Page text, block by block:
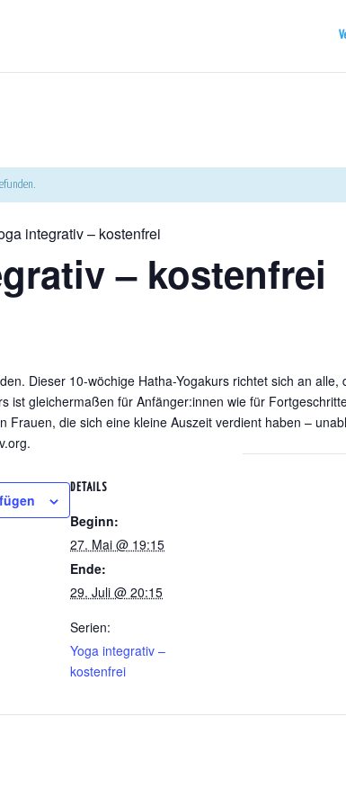
integrativ – kostenfrei
– kostenfrei
Dieser 10-wöchige Hatha-Yogakurs richtet sich an
ist gleichermaßen für Anfänger:innen wie für
Frauen, die sich eine kleine Auszeit verdient haben –
.
DETAILS
Beginn:
27. Mai @ 19:15
Ende:
29. Juli @ 20:15
Serien:
Yoga integrativ –
kostenfrei